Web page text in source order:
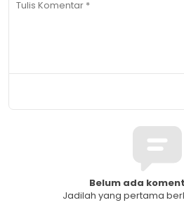
Belum ada
Jadilah yang pertama